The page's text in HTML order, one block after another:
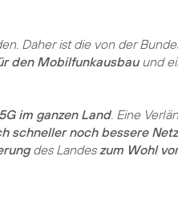
Daher ist die von der
den Mobilfunkausbauund
im ganzen Land. Eine
schneller noch bessere
des Landeszum Wohl